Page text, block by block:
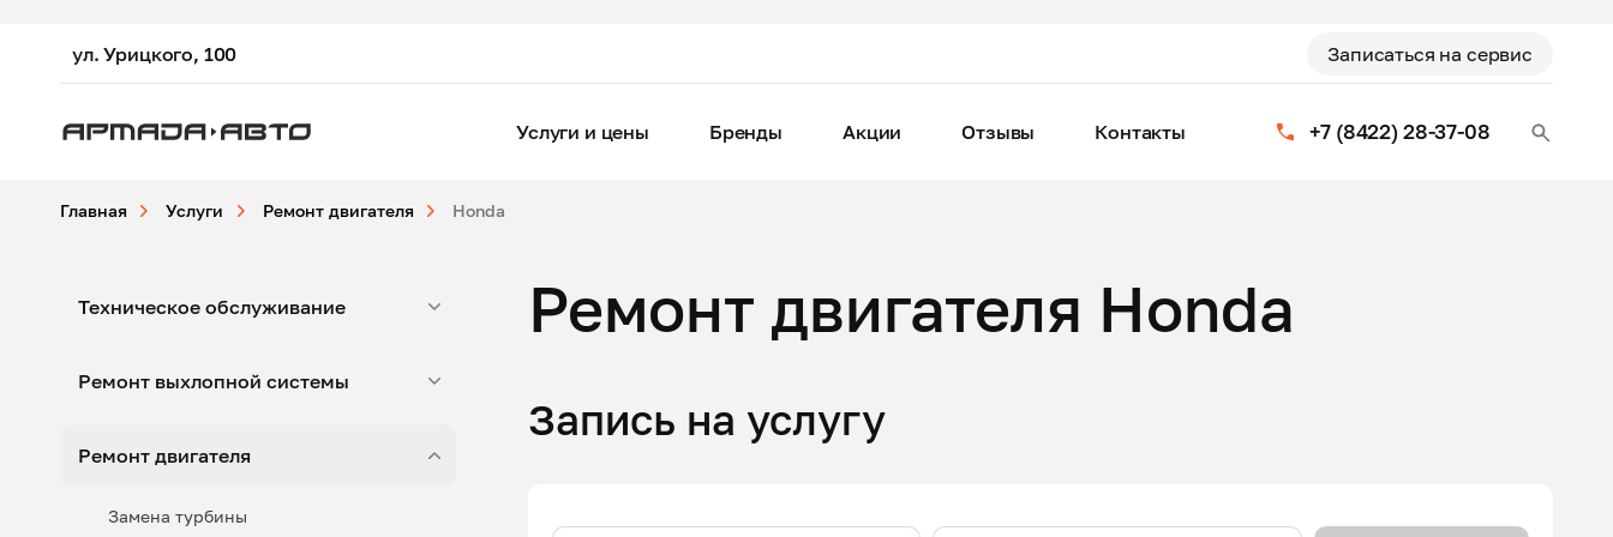
ул. Урицкого, 100 Записаться на сервис
+7 (8422) 28-37-08
Услуги и цены Бренды Акции Отзывы Контакты
Главная Услуги Ремонт двигателя Honda
Техническое обслуживание
Ремонт выхлопной системы
Ремонт двигателя
Замена турбины
Ремонт двигателя Honda
Запись на услугу